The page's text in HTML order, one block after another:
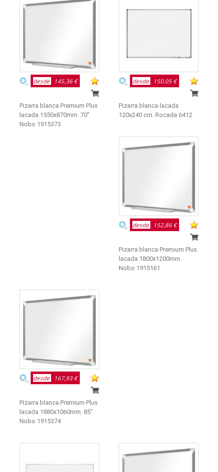
desde 145,36 €
Pizarra blanca Premium Plus
lacada 1550x870mm. 70"
Nobo 1915373
desde 150,05 €
Pizarra blanca lacada
120x240 cm. Rocada 6412
desde 152,86 €
Pizarra blanca Premium Plus
lacada 1800x1200mm.
Nobo 1915161
desde 167,93 €
Pizarra blanca Premium Plus
lacada 1880x1060mm. 85"
Nobo 1915374